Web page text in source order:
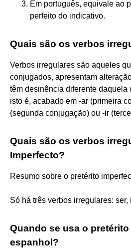
Em português, equivale ao
perfeito do indicativo.
Quais são os verbos
Verbos irregulares são aqueles
conjugados, apresentam
têm desinência diferente daquela
isto é, acabado em -ar (primeira
(segunda conjugação) ou -ir
Quais são os verbos
Imperfecto?
Resumo sobre o pretérito
Só há três verbos irregulares: ser,
Quando se usa o
espanhol?